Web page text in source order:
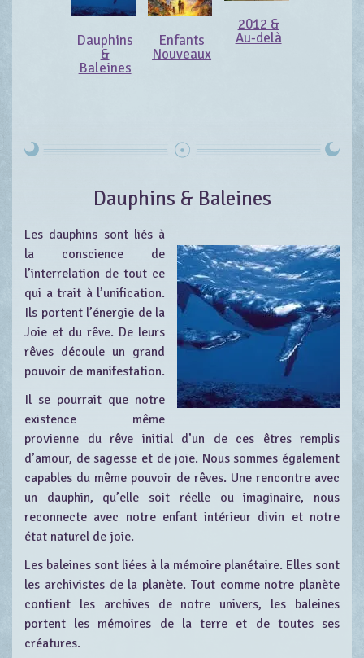
Dauphins
&
Baleines
Enfants
Nouveaux
2012 &
Au-delà
Dauphins & Baleines
Les dauphins sont liés à
la conscience de
l’interrelation de tout ce
qui a trait à l’unification.
Ils portent l’énergie de la
Joie et du rêve. De leurs
rêves découle un grand
pouvoir de manifestation.
Il se pourrait que notre
existence même
provienne du rêve initial d’un de ces êtres remplis
d’amour, de sagesse et de joie. Nous sommes également
capables du même pouvoir de rêves. Une rencontre avec
un dauphin, qu’elle soit réelle ou imaginaire, nous
reconnecte avec notre enfant intérieur divin et notre
état naturel de joie.
Les baleines sont liées à la mémoire planétaire. Elles sont
les archivistes de la planète. Tout comme notre planète
contient les archives de notre univers, les baleines
portent les mémoires de la terre et de toutes ses
créatures.